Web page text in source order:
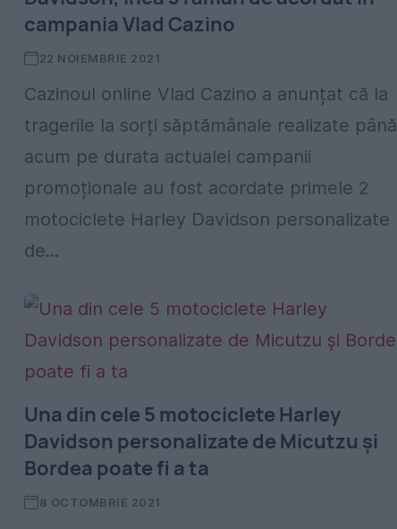
campania Vlad Cazino
22 NOIEMBRIE 2021
Cazinoul online Vlad Cazino a anunțat că la
tragerile la sorți săptămânale realizate până
acum pe durata actualei campanii
promoționale au fost acordate primele 2
motociclete Harley Davidson personalizate
de...
Una din cele 5 motociclete Harley
Davidson personalizate de Micutzu și
Bordea poate fi a ta
8 OCTOMBRIE 2021